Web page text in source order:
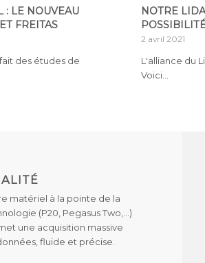
: LE NOUVEAU
FREITAS
des études de
NOTRE
2 avril 2021
L'alliance du
Voici…
matériel à la pointe de la
(P20, Pegasus Two,…)
une acquisition massive
fluide et précise.